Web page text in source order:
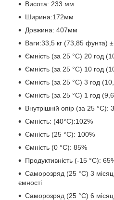
Висота: 233 мм
Ширина:172мм
Довжина: 407мм
Ваги:33,5 кг (73,85 фунта)
Ємність (за 25 °C) 20 год
Ємність (за 25 °C) 10 год
Ємність (за 25 °C) 3 год
Ємність (за 25 °C) 1 год
Внутрішній опір (за 25
Ємність: (40°C):102%
Ємність (25 °C): 100%
Ємність (0 °C): 85%
Продуктивність (-15 °C):
Саморозряд (25 °C) 3
ємності
Саморозряд (25 °C) 6